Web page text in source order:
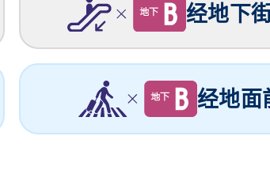
经地下
经地面